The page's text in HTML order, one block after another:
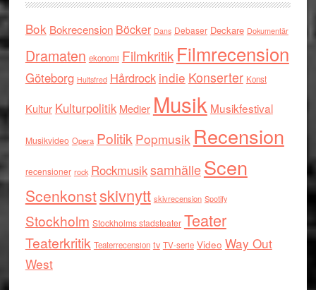
Bok Bokrecension Böcker Dans Debaser Deckare Dokumentär
Dramaten ekonomi Filmkritik Filmrecension
Göteborg Hultsfred Hårdrock indie Konserter Konst
Kultur Kulturpolitik Medier Musik Musikfestival
Musikvideo Opera Politik Popmusik Recension
recensioner rock RockmusiksamhälleScen
Scenkonstskivnytt skivrecension Spotify
Stockholm Stockholms stadsteater Teater
Teaterkritik Teaterrecension tv TV-serie Video Way Out
West